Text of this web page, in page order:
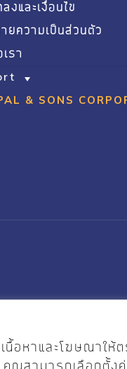
นื้อหาและโฆษณาใ
คุณสามารถเลือกตั้
งและเงื่อนไข
ยความเป็นส่วนตัว
รา
& SONS
by